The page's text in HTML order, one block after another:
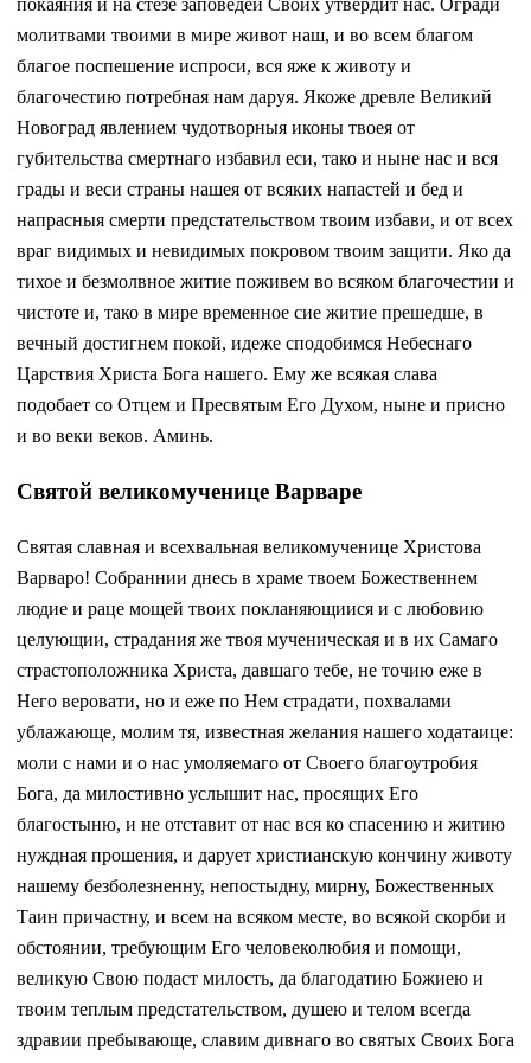
покаяния и на стезе заповедей Своих утвердит нас. Огради
молитвами твоими в мире живот наш, и во всем благом
благое поспешение испроси, вся яже к животу и
благочестию потребная нам даруя. Якоже древле Великий
Новоград явлением чудотворныя иконы твоея от
губительства смертнаго избавил еси, тако и ныне нас и вся
грады и веси страны нашея от всяких напастей и бед и
напрасныя смерти предстательством твоим избави, и от всех
враг видимых и невидимых покровом твоим защити. Яко да
тихое и безмолвное житие поживем во всяком благочестии и
чистоте и, тако в мире временное сие житие прешедше, в
вечный достигнем покой, идеже сподобимся Небеснаго
Царствия Христа Бога нашего. Ему же всякая слава
подобает со Отцем и Пресвятым Его Духом, ныне и присно
и во веки веков. Аминь.
Святой великомученице Варваре
Святая славная и всехвальная великомученице Христова
Варваро! Собраннии днесь в храме твоем Божественнем
людие и раце мощей твоих покланяющиися и с любовию
целующии, страдания же твоя мученическая и в их Самаго
страстоположника Христа, давшаго тебе, не точию еже в
Него веровати, но и еже по Нем страдати, похвалами
ублажающе, молим тя, известная желания нашего ходатаице:
моли с нами и о нас умоляемаго от Своего благоутробия
Бога, да милостивно услышит нас, просящих Его
благостыню, и не отставит от нас вся ко спасению и житию
нуждная прошения, и дарует христианскую кончину животу
нашему безболезненну, непостыдну, мирну, Божественных
Таин причастну, и всем на всяком месте, во всякой скорби и
обстоянии, требующим Его человеколюбия и помощи,
великую Свою подаст милость, да благодатию Божиею и
твоим теплым предстательством, душею и телом всегда
здравии пребывающе, славим дивнаго во святых Своих Бога